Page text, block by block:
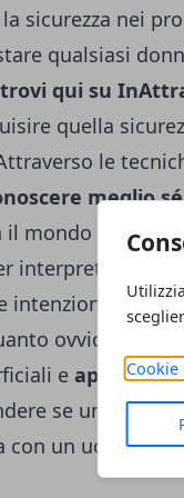
Cookie
la sicurezza nei
qualsiasi
trovi qui su
quella
le
meglio
mondo
interpretare
intenzioni non
ovvio, fa
e
se una
con un uomo.